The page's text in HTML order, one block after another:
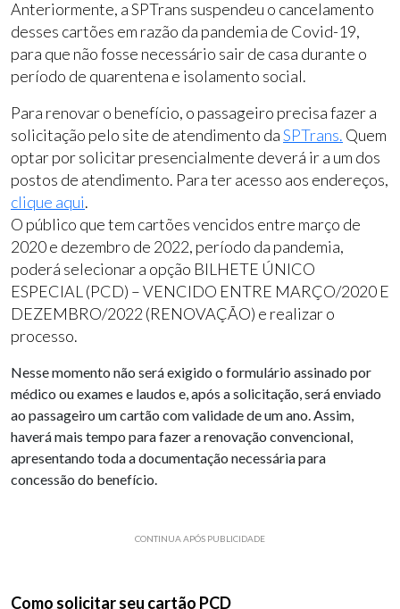
Anteriormente, a SPTrans suspendeu o cancelamento
desses cartões em razão da pandemia de Covid-19,
para que não fosse necessário sair de casa durante o
período de quarentena e isolamento social.
Para renovar o benefício, o passageiro precisa fazer a
solicitação pelo site de atendimento daSPTrans. Quem
optar por solicitar presencialmente deverá ir a um dos
postos de atendimento. Para ter acesso aos endereços,
clique aqui.
O público que tem cartões vencidos entre março de
2020 e dezembro de 2022, período da pandemia,
poderá selecionar a opção BILHETE ÚNICO
ESPECIAL (PCD) – VENCIDO ENTRE MARÇO/2020 E
DEZEMBRO/2022 (RENOVAÇÃO) e realizar o
processo.
Nesse momento não será exigido o formulário assinado por
médico ou exames e laudos e, após a solicitação, será enviado
ao passageiro um cartão com validade de um ano. Assim,
haverá mais tempo para fazer a renovação convencional,
apresentando toda a documentação necessária para
concessão do benefício.
CONTINUA APÓS PUBLICIDADE
Como solicitar seu cartão PCD